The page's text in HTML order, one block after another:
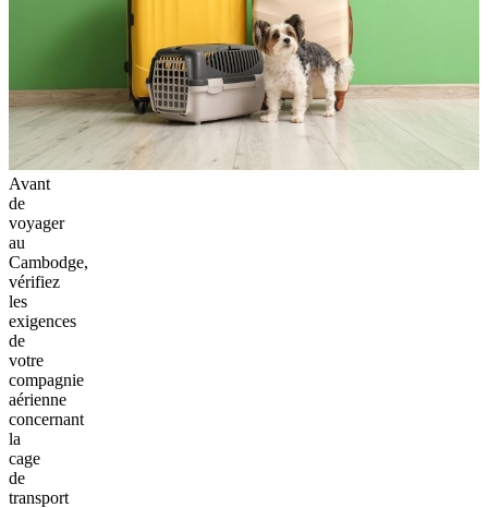
Avant
de
voyager
au
Cambodge,
vérifiez
les
exigences
de
votre
compagnie
aérienne
concernant
la
cage
de
transport